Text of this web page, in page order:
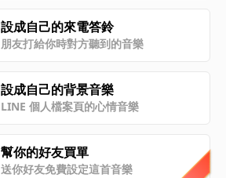
設成自己的來電答鈴
朋友打給你時對方聽到的音樂
設成自己的背景音樂
LINE 個人檔案頁的心情音樂
幫你的好友買單
送你好友免費設定這首音樂